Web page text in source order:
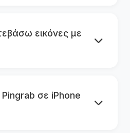
εικόνες με
Pingrab σε iPhone